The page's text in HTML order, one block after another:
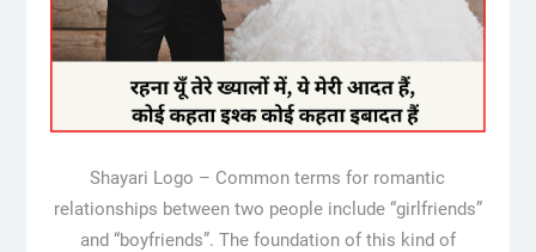
Shayari Logo – Common terms for romantic
relationships between two people include “girlfriends”
and “boyfriends”. The foundation of this kind of